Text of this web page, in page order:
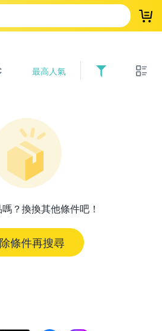
登
最高人氣
？換換其他條件吧！
條件再搜尋